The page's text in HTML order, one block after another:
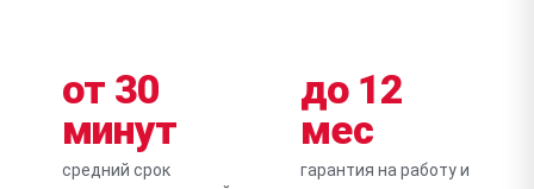
от 30
минут
средний срок
до 12
мес
гарантия на работу и